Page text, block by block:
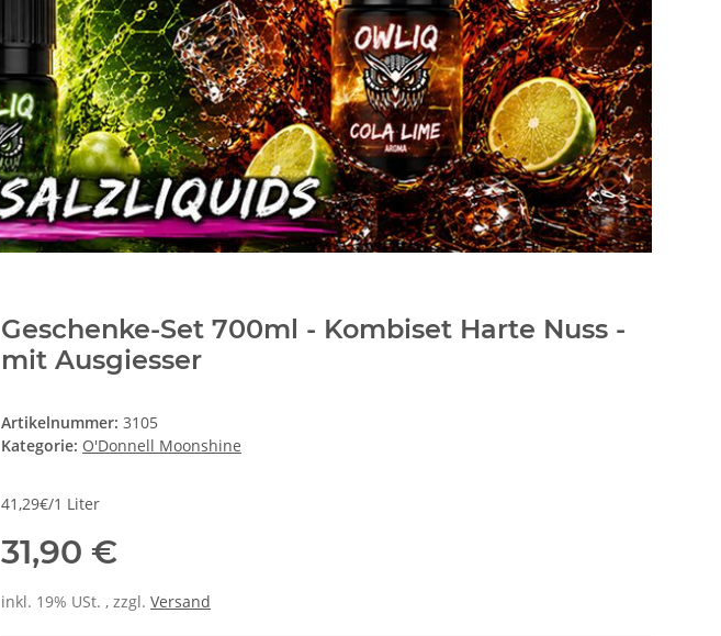
Geschenke-Set 700ml - Kombiset Harte Nuss -
mit Ausgiesser
Artikelnummer: 3105
Kategorie: O'Donnell Moonshine
41,29€/1 Liter
31,90 €
inkl. 19% USt. , zzgl. Versand